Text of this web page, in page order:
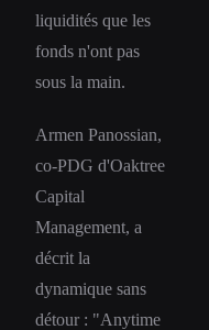
liquidités que les
fonds n'ont pas
sous la main.
Armen Panossian,
co-PDG d'Oaktree
Capital
Management, a
décrit la
dynamique sans
détour : "Anytime